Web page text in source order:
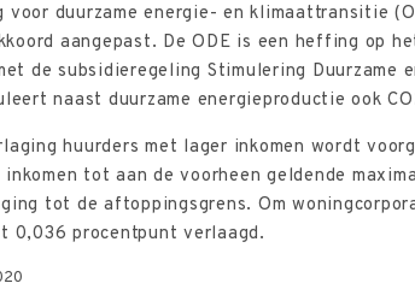
duurzame energie- en klimaattransitie
aangepast. De ODE is een heffing op
de subsidieregeling Stimulering Duurzame
naast duurzame energieproductie ook
huurders met lager inkomen wordt
tot aan de voorheen geldende
tot de aftoppingsgrens. Om
0,036 procentpunt verlaagd.